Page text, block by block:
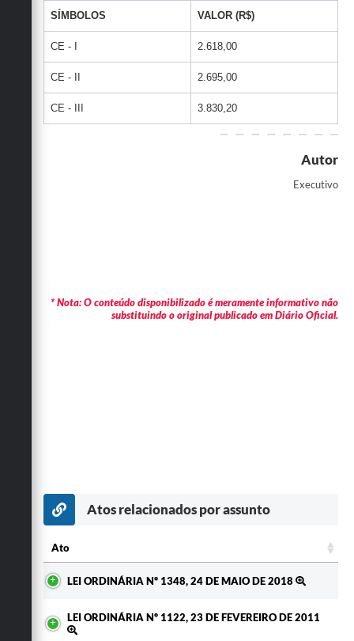
SÍMBOLOS VALOR (R$)
CE - I 2.618,00
CE - II 2.695,00
CE - III 3.830,20
Autor
Executivo
* Nota: O conteúdo disponibilizado é meramente informativo não
substituindo o original publicado em Diário Oficial.
Atos relacionados por assunto
Ato
LEI ORDINÁRIA Nº 1348, 24 DE MAIO DE 2018
LEI ORDINÁRIA Nº 1122, 23 DE FEVEREIRO DE 2011